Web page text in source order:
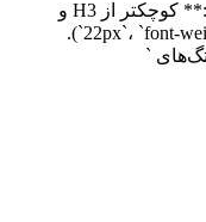
* **H4 (عناوین داخل جدول/اینفوگرافیک):** کوچکتر از H3 و
`